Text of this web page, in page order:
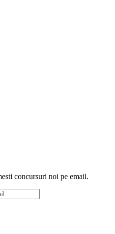
concursuri noi pe email.